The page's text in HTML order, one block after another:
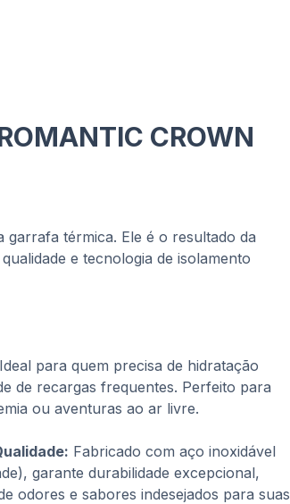
CROWN
garrafa térmica. Ele é o resultado da
e tecnologia de isolamento
Ideal para quem precisa de hidratação
de recargas frequentes. Perfeito para
ou aventuras ao ar livre.
Fabricado com aço inoxidável
garante durabilidade excepcional,
odores e sabores indesejados para suas